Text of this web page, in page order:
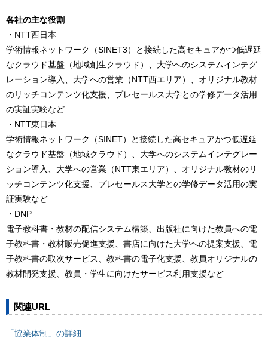
各社の主な役割
・NTT西日本
学術情報ネットワーク（SINET3）と接続した高セキュアかつ低遅延
なクラウド基盤（地域創生クラウド）、大学へのシステムインテグ
レーション導入、大学への営業（NTT西エリア）、オリジナル教材
のリッチコンテンツ化支援、プレセールス大学との学修データ活用
の実証実験など
・NTT東日本
学術情報ネットワーク（SINET）と接続した高セキュアかつ低遅延
なクラウド基盤（地域クラウド）、大学へのシステムインテグレー
ション導入、大学への営業（NTT東エリア）、オリジナル教材のリ
ッチコンテンツ化支援、プレセールス大学との学修データ活用の実
証実験など
・DNP
電子教科書・教材の配信システム構築、出版社に向けた教員への電
子教科書・教材販売促進支援、書店に向けた大学への提案支援、電
子教科書の取次サービス、教科書の電子化支援、教員オリジナルの
教材開発支援、教員・学生に向けたサービス利用支援など
関連URL
「協業体制」の詳細